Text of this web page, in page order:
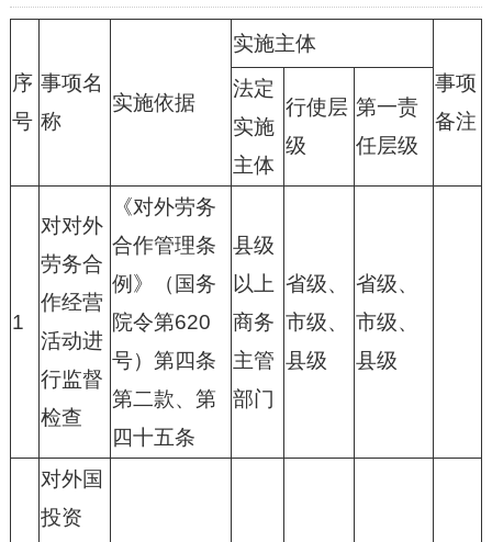
序
号
事项名
称
实施依据
实施主体
事项
备注
法定
实施
主体
行使层
级
第一责
任层级
1
对对外
劳务合
作经营
活动进
行监督
检查
《对外劳务
合作管理条
例》（国务
院令第620
号）第四条
第二款、第
四十五条
县级
以上
商务
主管
部门
省级、
市级、
县级
省级、
市级、
县级
对外国
投资